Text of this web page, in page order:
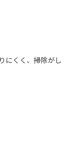
にくく、掃除がし